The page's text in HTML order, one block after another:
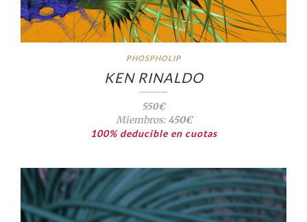
PHOSPHOLIP
KEN RINALDO
550€
Miembros:450€
100% deducible en cuotas